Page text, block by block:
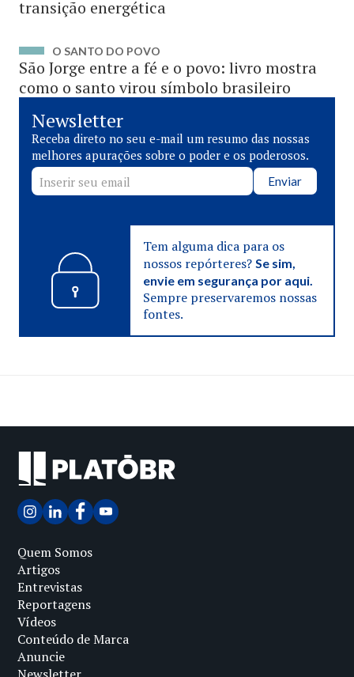
transição energética
O SANTO DO POVO
São Jorge entre a fé e o povo: livro mostra
como o santo virou símbolo brasileiro
Newsletter
Receba direto no seu e-mail um resumo das nossas
melhores apurações sobre o poder e os poderosos.
Enviar
Tem alguma dica para os
nossos repórteres? Se sim,
envie em segurança por aqui.
Sempre preservaremos nossas
fontes.
Quem Somos
Artigos
Entrevistas
Reportagens
Vídeos
Conteúdo de Marca
Anuncie